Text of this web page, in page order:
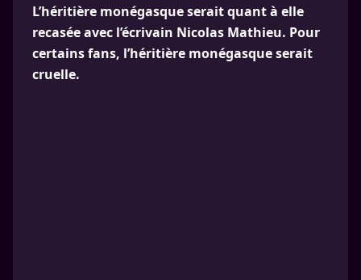
L’héritière monégasque serait quant à elle
recasée avec l’écrivain Nicolas Mathieu. Pour
certains fans, l’héritière monégasque serait
cruelle.